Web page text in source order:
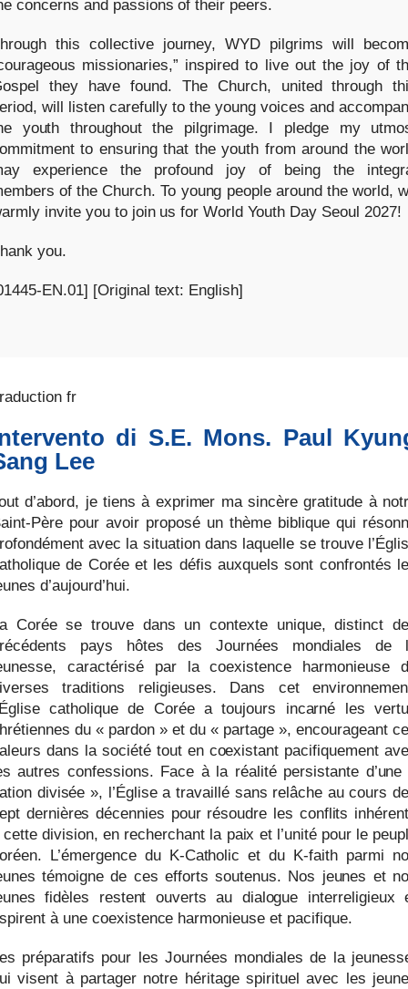
concerns and passions of their peers.
this collective journey, WYD pilgrims will
missionaries,” inspired to live out the joy of
they have found. The Church, united through
will listen carefully to the young voices and
youth throughout the pilgrimage. I pledge my
to ensuring that the youth from around the
experience the profound joy of being the
of the Church. To young people around the world,
invite you to join us for World Youth Day Seoul 2027!
you.
EN.01] [Original text: English]
fr
di S.E. Mons. Paul
Lee
d’abord, je tiens à exprimer ma sincère gratitude à
Père pour avoir proposé un thème biblique qui
avec la situation dans laquelle se trouve
de Corée et les défis auxquels sont confrontés
d’aujourd’hui.
Corée se trouve dans un contexte unique, distinct
pays hôtes des Journées mondiales de
caractérisé par la coexistence harmonieuse
traditions religieuses. Dans cet
catholique de Corée a toujours incarné les
du « pardon » et du « partage », encourageant
dans la société tout en coexistant pacifiquement
autres confessions. Face à la réalité persistante d’une
divisée », l’Église a travaillé sans relâche au cours
dernières décennies pour résoudre les conflits
cette division, en recherchant la paix et l’unité pour le
L’émergence du K-Catholic et du K-faith parmi
témoigne de ces efforts soutenus. Nos jeunes et
fidèles restent ouverts au dialogue interreligieux
à une coexistence harmonieuse et pacifique.
préparatifs pour les Journées mondiales de la
visent à partager notre héritage spirituel avec les